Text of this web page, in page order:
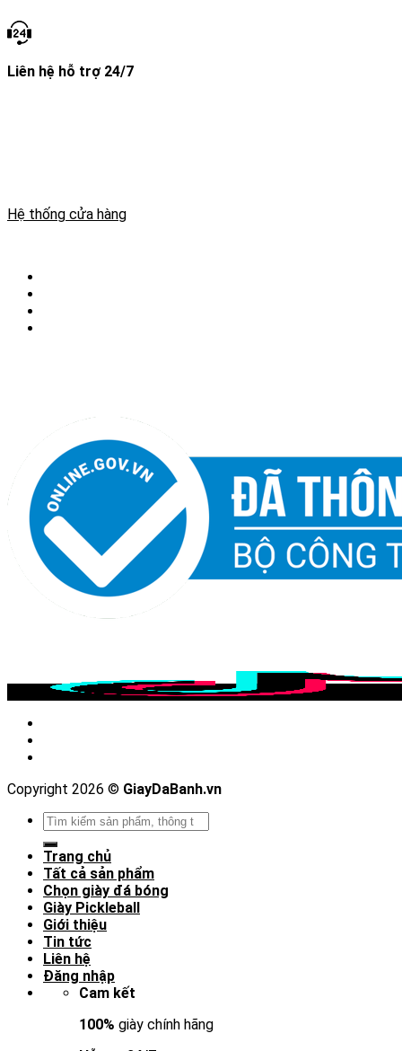
Liên hệ hỗ trợ 24/7
Hệ thống cửa hàng
Copyright 2026 © GiayDaBanh.vn
Tìm
kiếm:
Trang chủ
Tất cả sản phẩm
Chọn giày đá bóng
Giày Pickleball
Giới thiệu
Tin tức
Liên hệ
Đăng nhập
Cam kết
100% giày chính hãng